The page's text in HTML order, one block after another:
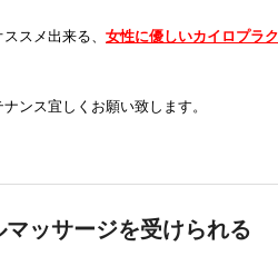
スメ出来る、女性に優しいカイロプラ
ンス宜しくお願い致します。
ッサージを受けられる